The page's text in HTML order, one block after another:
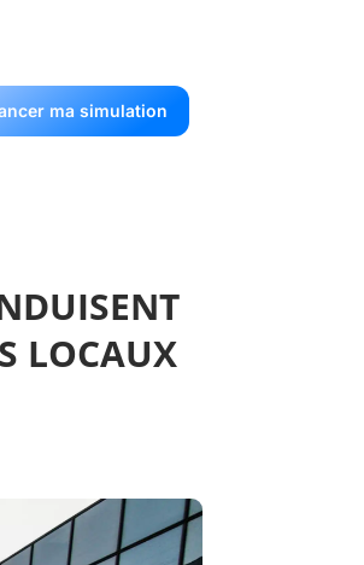
ma simulation
LOCAUX